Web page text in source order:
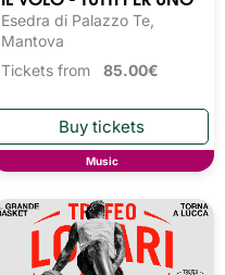
Esedra di Palazzo Te,
Mantova
Tickets from 85.00€
Music